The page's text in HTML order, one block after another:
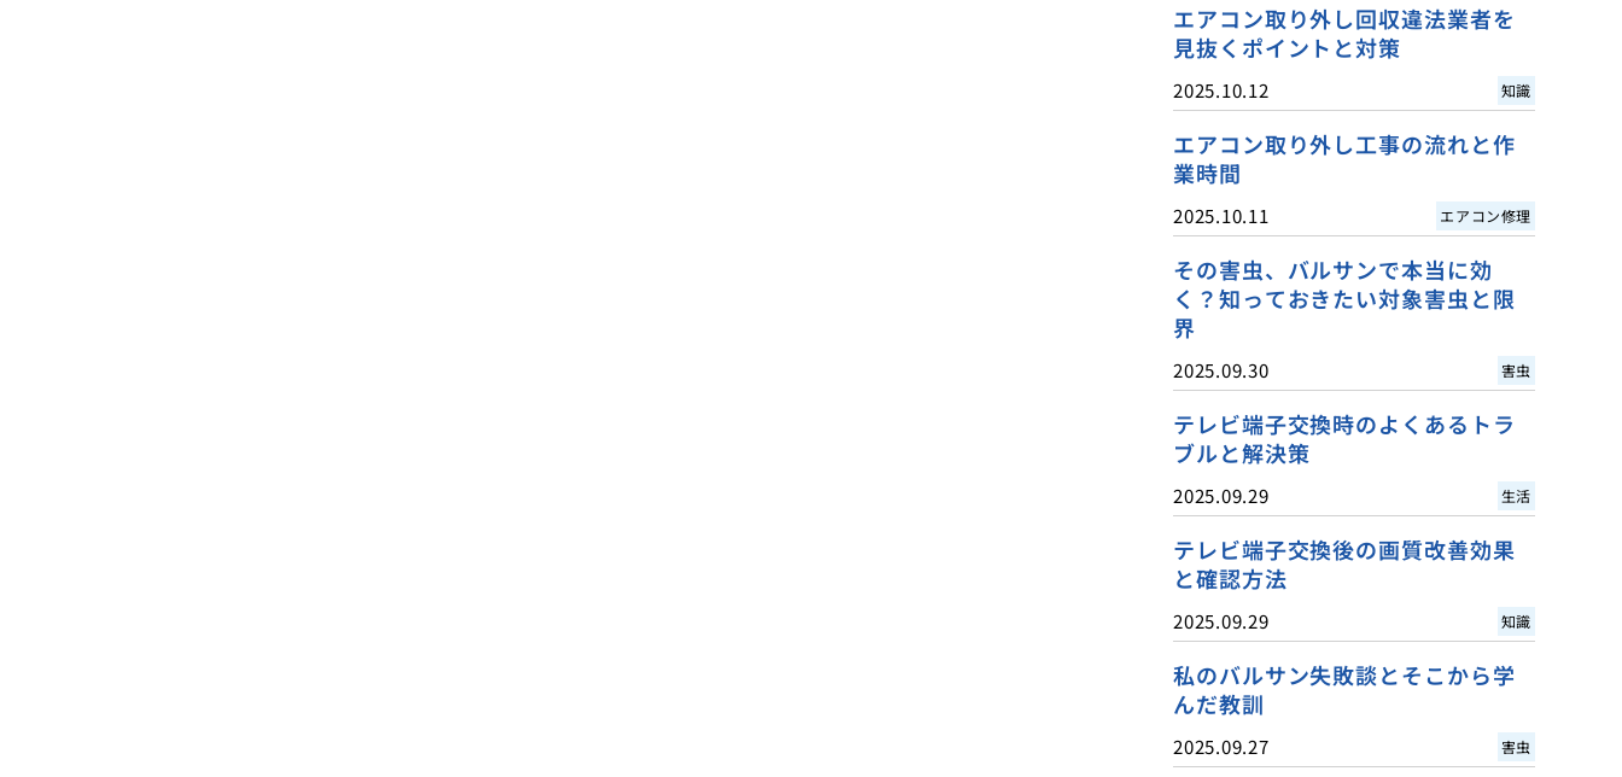
エアコン取り外し回収違法業者を
見抜くポイントと対策
2025.10.12 知識
エアコン取り外し工事の流れと作
業時間
2025.10.11 エアコン修理
その害虫、バルサンで本当に効
く？知っておきたい対象害虫と限
界
2025.09.30 害虫
テレビ端子交換時のよくあるトラ
ブルと解決策
2025.09.29 生活
テレビ端子交換後の画質改善効果
と確認方法
2025.09.29 知識
私のバルサン失敗談とそこから学
んだ教訓
2025.09.27 害虫